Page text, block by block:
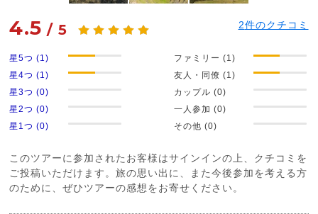
4.5 /5 2件のクチコミ
星5つ (1)
星4つ (1)
星3つ (0)
星2つ (0)
星1つ (0)
ファミリー (1)
友人・同僚 (1)
カップル (0)
一人参加 (0)
その他 (0)
このツアーに参加されたお客様はサインインの上、クチコミを
ご投稿いただけます。旅の思い出に、また今後参加を考える方
のために、ぜひツアーの感想をお寄せください。